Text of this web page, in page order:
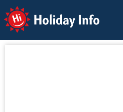
Holiday Info